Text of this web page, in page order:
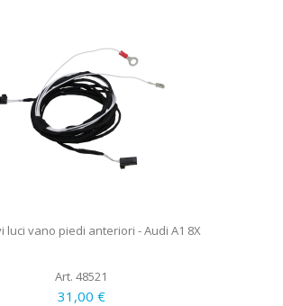
luci vano piedi anteriori - Audi A1 8X
Art. 48521
31,00 €